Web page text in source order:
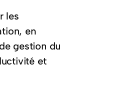
les
en
gestion du
et